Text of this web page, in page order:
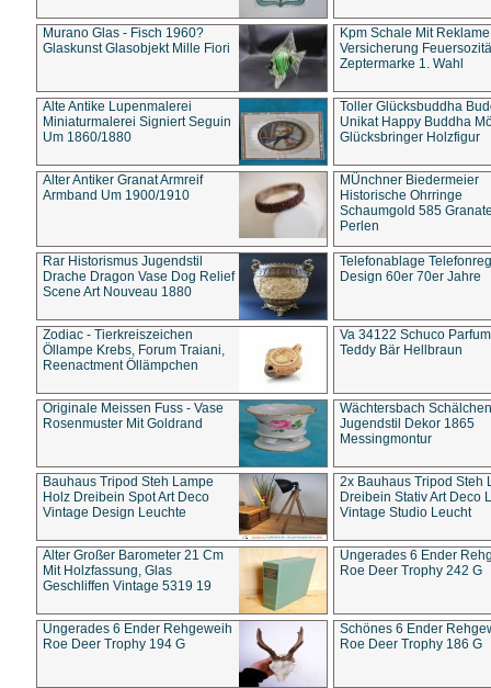
Murano Glas - Fisch 1960?
Glaskunst Glasobjekt Mille Fiori
Kpm Schale Mit Reklame
Versicherung
Zeptermarke 1. Wahl
Alte Antike Lupenmalerei
Miniaturmalerei Signiert Seguin
Um 1860/1880
Toller Glücksbuddha
Unikat Happy Buddha
Glücksbringer Holzfigur
Alter Antiker Granat Armreif
Armband Um 1900/1910
MÜnchner Biedermeier
Historische Ohrringe
Schaumgold 585
Perlen
Rar Historismus Jugendstil
Drache Dragon Vase Dog Relief
Scene Art Nouveau 1880
Telefonablage
Design 60er 70er Jahre
Zodiac - Tierkreiszeichen
Öllampe Krebs, Forum Traiani,
Reenactment Öllämpchen
Va 34122 Schuco
Teddy Bär Hellbraun
Originale Meissen Fuss - Vase
Rosenmuster Mit Goldrand
Wächtersbach Schälchen
Jugendstil Dekor 1865
Messingmontur
Bauhaus Tripod Steh Lampe
Holz Dreibein Spot Art Deco
Vintage Design Leuchte
2x Bauhaus Tripod Steh
Dreibein Stativ Art Deco
Vintage Studio Leucht
Alter Großer Barometer 21 Cm
Mit Holzfassung, Glas
Geschliffen Vintage 5319 19
Ungerades 6 Ender
Roe Deer Trophy 242 G
Ungerades 6 Ender Rehgeweih
Roe Deer Trophy 194 G
Schönes 6 Ender
Roe Deer Trophy 186 G